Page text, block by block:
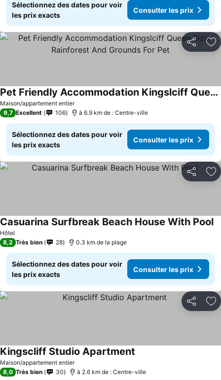
Sélectionnez des dates pour voir
les prix exacts
Consulter les prix
Partager
Maison/appartement entier
Pet Friendly Accommodation Kingslciff Queen Size, Rainforest And Grounds For Pet
Consulter les prix
9,7 Excellent 106 à 6.9 km de : Centre-ville
Sélectionnez des dates pour voir
les prix exacts
Consulter les prix
Partager
Hôtel
Casuarina Surfbreak Beach House With Pool
8,2 Très bien 28 0.3 km de la plage
Sélectionnez des dates pour voir
les prix exacts
Consulter les prix
Partager
Maison/appartement entier
Kingscliff Studio Apartment
8,0 Très bien 30 à 2.6 km de : Centre-ville